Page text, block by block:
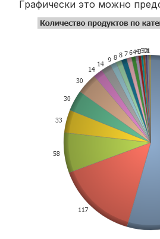
Графически это можно